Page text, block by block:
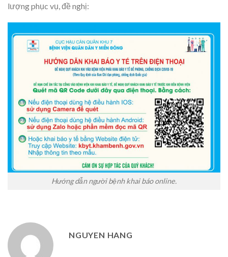
lượng phục vụ, đề nghị:
Hướng dẫn người bệnh khai báo online.
NGUYEN HANG